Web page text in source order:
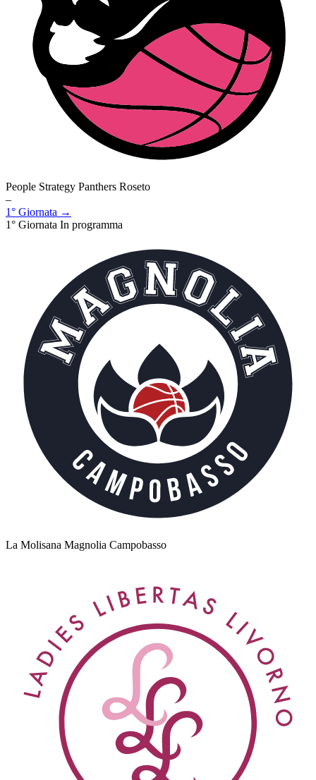
People Strategy Panthers Roseto
–
1° Giornata →
1° Giornata In programma
La Molisana Magnolia Campobasso